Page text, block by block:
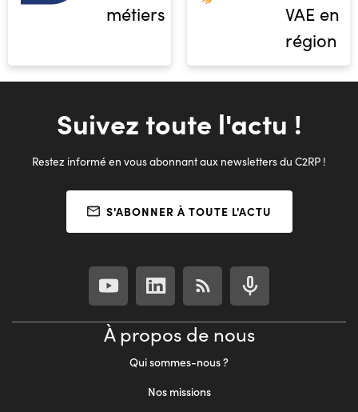
métiers
VAE en
région
Suivez toute l'actu !
Restez informé en vous abonnant aux newsletters du C2RP !
S'ABONNER À TOUTE L'ACTU
À propos de nous
Qui sommes-nous ?
Nos missions